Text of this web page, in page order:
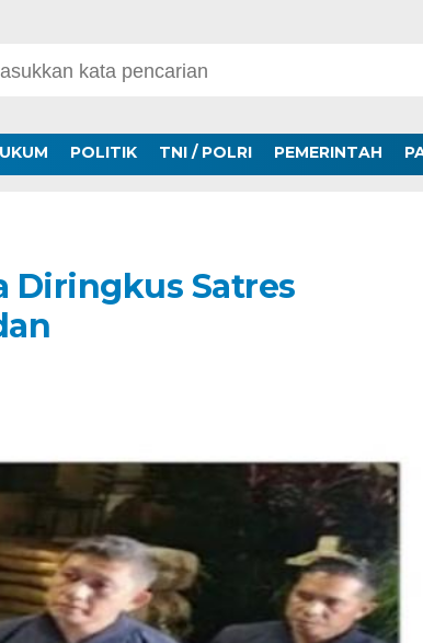
POLITIK TNI / POLRI PEMERINTAH
Diringkus Satres